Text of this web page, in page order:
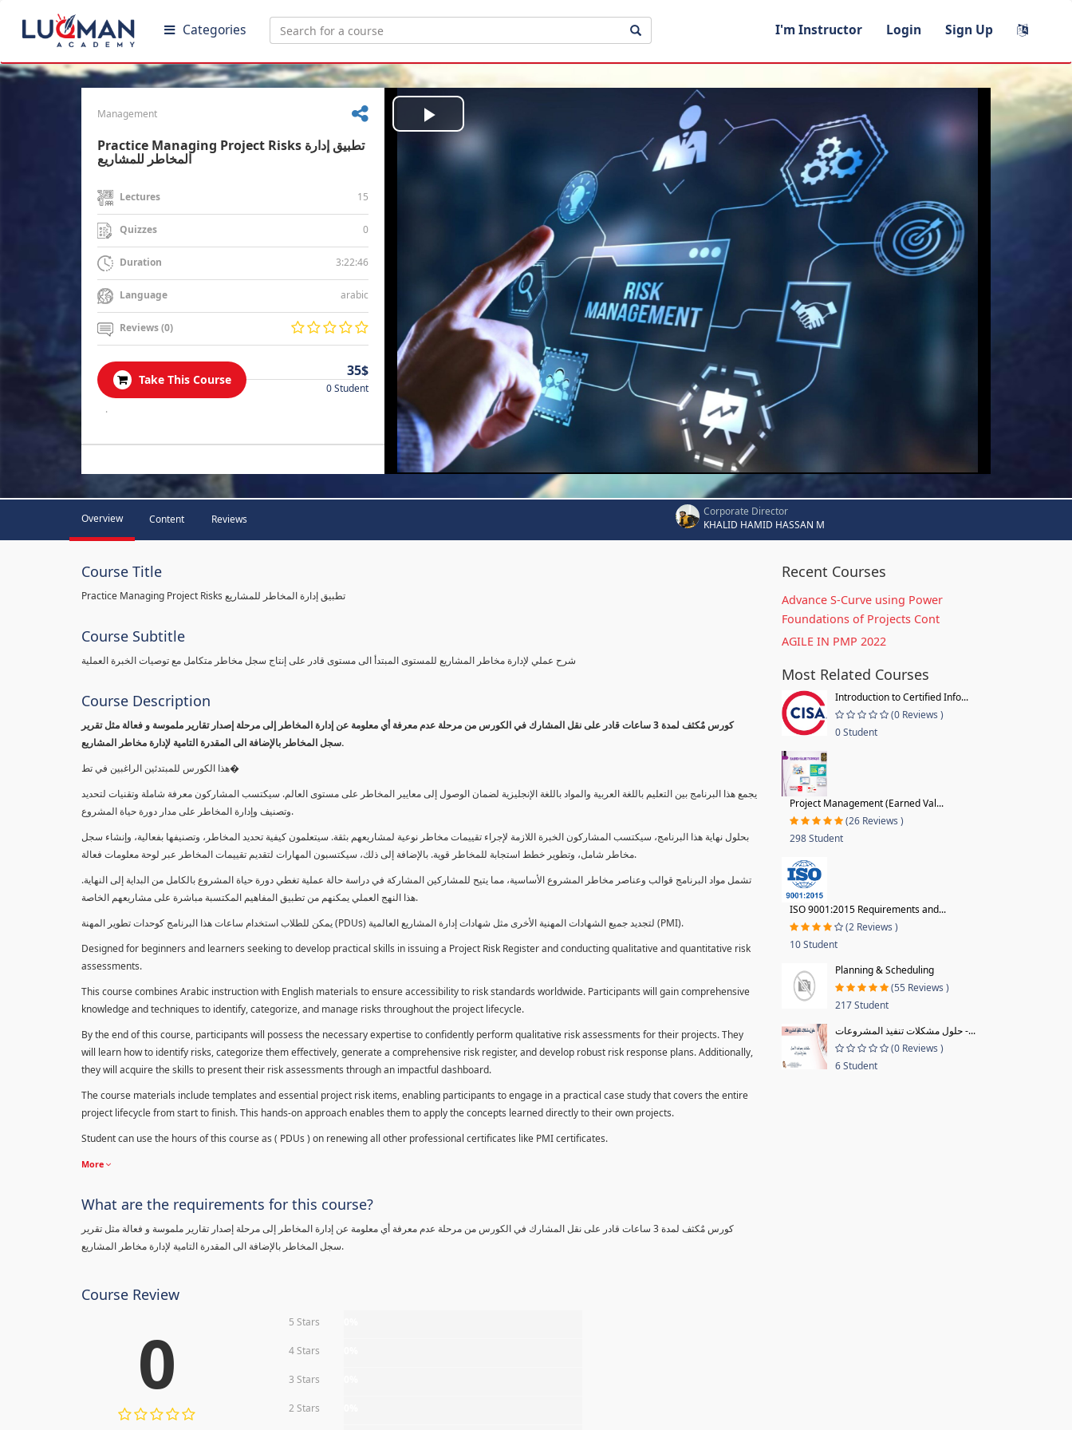
Categories I'm Instructor Login Sign Up
Management
Practice Managing Project Risks تطبيق إدارة
المخاطر للمشاريع
Lectures 15
Quizzes 0
Duration 3:22:46
Language arabic
Reviews (0)
Take This Course
35$
0 Student
.
Play
Video
Overview Content Reviews
Corporate Director
KHALID HAMID HASSAN M
Course Title
Practice Managing Project Risks تطبيق إدارة المخاطر للمشاريع
Course Subtitle
شرح عملي لإدارة مخاطر المشاريع للمستوى المبتدأ الى مستوى قادر على إنتاج سجل مخاطر متكامل مع توصيات الخبرة العملية
Course Description
كورس مٌكثف لمدة 3 ساعات قادر على نقل المشارك في الكورس من مرحلة عدم معرفة أي معلومة عن إدارة المخاطر إلى مرحلة إصدار تقارير ملموسة و فعالة مثل تقرير
سجل المخاطر بالإضافة الى المقدرة التامية لإدارة مخاطر المشاريع.
هذا الكورس للمبتدئين الراغبين في تط�
يجمع هذا البرنامج بين التعليم باللغة العربية والمواد باللغة الإنجليزية لضمان الوصول إلى معايير المخاطر على مستوى العالم. سيكتسب المشاركون معرفة شاملة وتقنيات لتحديد
وتصنيف وإدارة المخاطر على مدار دورة حياة المشروع.
بحلول نهاية هذا البرنامج، سيكتسب المشاركون الخبرة اللازمة لإجراء تقييمات مخاطر نوعية لمشاريعهم بثقة. سيتعلمون كيفية تحديد المخاطر، وتصنيفها بفعالية، وإنشاء سجل
مخاطر شامل، وتطوير خطط استجابة للمخاطر قوية. بالإضافة إلى ذلك، سيكتسبون المهارات لتقديم تقييمات المخاطر عبر لوحة معلومات فعالة.
تشمل مواد البرنامج قوالب وعناصر مخاطر المشروع الأساسية، مما يتيح للمشاركين المشاركة في دراسة حالة عملية تغطي دورة حياة المشروع بالكامل من البداية إلى النهاية.
هذا النهج العملي يمكنهم من تطبيق المفاهيم المكتسبة مباشرة على مشاريعهم الخاصة.
يمكن للطلاب استخدام ساعات هذا البرنامج كوحدات تطوير المهنة (PDUs) لتجديد جميع الشهادات المهنية الأخرى مثل شهادات إدارة المشاريع العالمية (PMI).
Designed for beginners and learners seeking to develop practical skills in issuing a Project Risk Register and conducting qualitative and quantitative risk
assessments.
This course combines Arabic instruction with English materials to ensure accessibility to risk standards worldwide. Participants will gain comprehensive
knowledge and techniques to identify, categorize, and manage risks throughout the project lifecycle.
By the end of this course, participants will possess the necessary expertise to confidently perform qualitative risk assessments for their projects. They
will learn how to identify risks, categorize them effectively, generate a comprehensive risk register, and develop robust risk response plans. Additionally,
they will acquire the skills to present their risk assessments through an impactful dashboard.
The course materials include templates and essential project risk items, enabling participants to engage in a practical case study that covers the entire
project lifecycle from start to finish. This hands-on approach enables them to apply the concepts learned directly to their own projects.
Student can use the hours of this course as ( PDUs ) on renewing all other professional certificates like PMI certificates.
More
What are the requirements for this course?
كورس مٌكثف لمدة 3 ساعات قادر على نقل المشارك في الكورس من مرحلة عدم معرفة أي معلومة عن إدارة المخاطر إلى مرحلة إصدار تقارير ملموسة و فعالة مثل تقرير
سجل المخاطر بالإضافة الى المقدرة التامية لإدارة مخاطر المشاريع.
Course Review
0 5 Stars
4 Stars
3 Stars
2 Stars
Recent Courses
Advance S-Curve using Power
Foundations of Projects Cont
AGILE IN PMP 2022
Most Related Courses
Introduction to Certified Info...
(0 Reviews )
0 Student
Project Management (Earned Val...
(26 Reviews )
298 Student
ISO 9001:2015 Requirements and...
(2 Reviews )
10 Student
Planning & Scheduling
(55 Reviews )
217 Student
حلول مشكلات تنفيذ المشروعات -...
(0 Reviews )
6 Student